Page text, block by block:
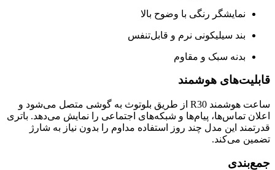
نمایشگر رنگی با وضوح بالا
بند سیلیکونی نرم و قابل‌تنفس
بدنه سبک و مقاوم
قابلیت‌های هوشمند
ساعت هوشمند R30 از طریق بلوتوث به گوشی متصل می‌شود و
اعلان تماس‌ها، پیام‌ها و شبکه‌های اجتماعی را نمایش می‌دهد. باتری
قدرتمند این مدل چند روز استفاده مداوم را بدون نیاز به شارژ
تضمین می‌کند.
جمع‌بندی